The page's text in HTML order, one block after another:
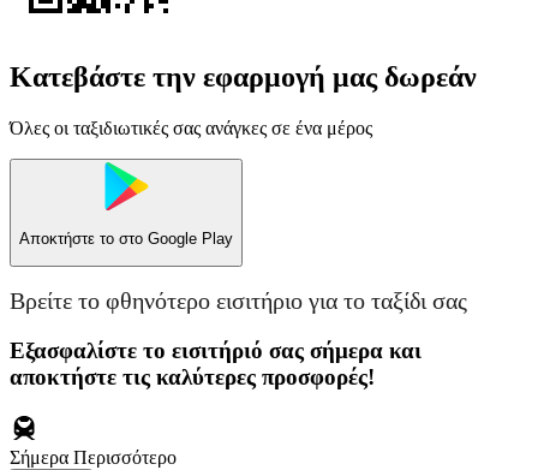
Κατεβάστε την εφαρμογή μας δωρεάν
Όλες οι ταξιδιωτικές σας ανάγκες σε ένα μέρος
Αποκτήστε το στο Google Play
Βρείτε το φθηνότερο εισιτήριο για το ταξίδι σας
Εξασφαλίστε το εισιτήριό σας σήμερα και
αποκτήστε τις καλύτερες προσφορές!
Σήμερα Περισσότερο